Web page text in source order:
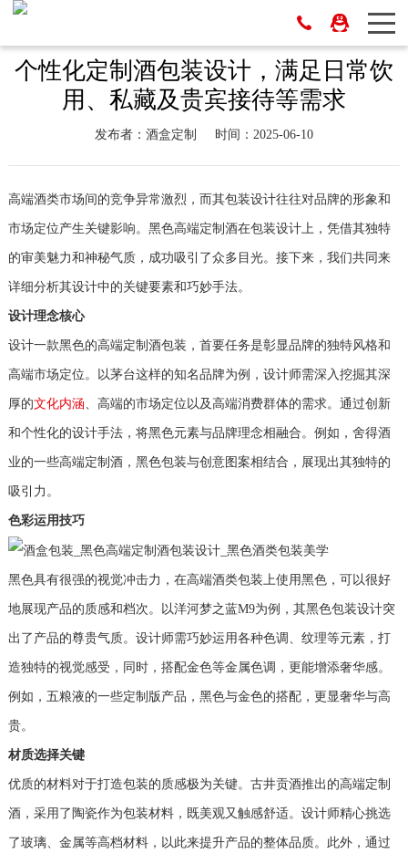
个性化定制酒包装设计，满足日常饮
用、私藏及贵宾接待等需求
发布者：酒盒定制 时间：2025-06-10
高端酒类市场间的竞争异常激烈，而其包装设计往往对品牌的形象和
市场定位产生关键影响。黑色高端定制酒在包装设计上，凭借其独特
的审美魅力和神秘气质，成功吸引了众多目光。接下来，我们共同来
详细分析其设计中的关键要素和巧妙手法。
设计理念核心
设计一款黑色的高端定制酒包装，首要任务是彰显品牌的独特风格和
高端市场定位。以茅台这样的知名品牌为例，设计师需深入挖掘其深
厚的文化内涵、高端的市场定位以及高端消费群体的需求。通过创新
和个性化的设计手法，将黑色元素与品牌理念相融合。例如，舍得酒
业的一些高端定制酒，黑色包装与创意图案相结合，展现出其独特的
吸引力。
色彩运用技巧
黑色具有很强的视觉冲击力，在高端酒类包装上使用黑色，可以很好
地展现产品的质感和档次。以洋河梦之蓝M9为例，其黑色包装设计突
出了产品的尊贵气质。设计师需巧妙运用各种色调、纹理等元素，打
造独特的视觉感受，同时，搭配金色等金属色调，更能增添奢华感。
例如，五粮液的一些定制版产品，黑色与金色的搭配，更显奢华与高
贵。
材质选择关键
优质的材料对于打造包装的质感极为关键。古井贡酒推出的高端定制
酒，采用了陶瓷作为包装材料，既美观又触感舒适。设计师精心挑选
了玻璃、金属等高档材料，以此来提升产品的整体品质。此外，通过